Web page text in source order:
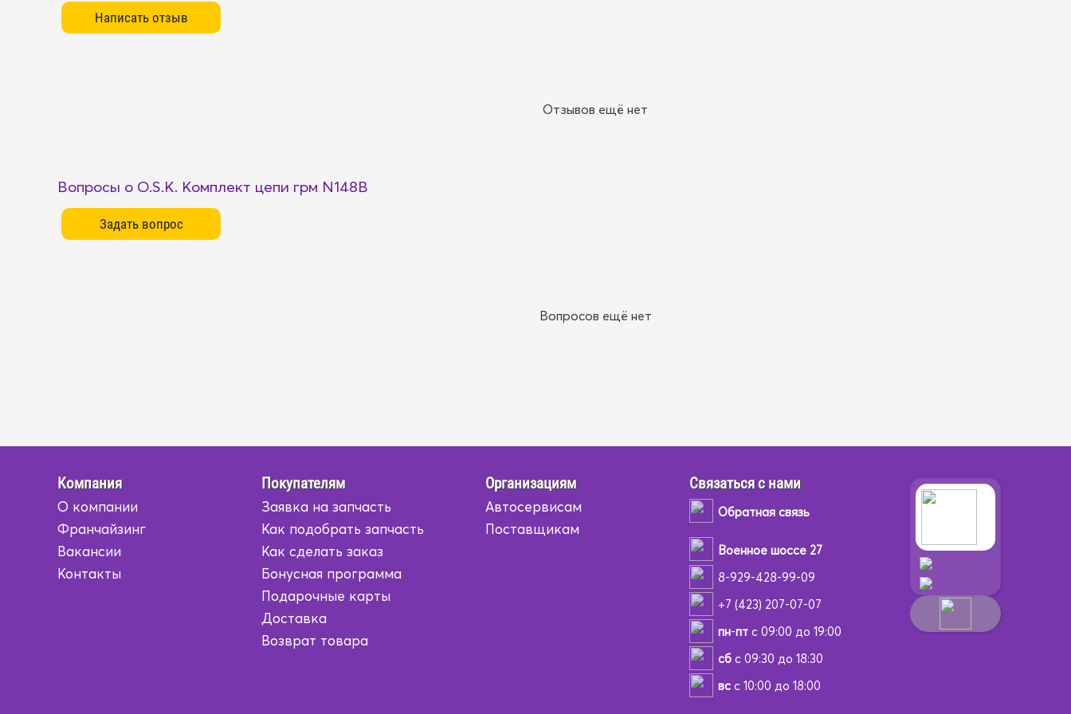
Отзывов ещё нет
Вопросы о O.S.K. Комплект цепи грм N148B
Вопросов ещё нет
Компания
О компании
Франчайзинг
Вакансии
Контакты
Покупателям
Заявка на запчасть
Как подобрать запчасть
Как сделать заказ
Бонусная программа
Подарочные карты
Доставка
Возврат товара
Организациям
Автосервисам
Поставщикам
Связаться с нами
Обратная связь
Военное шоссе 27
8-929-428-99-09
+7 (423) 207-07-07
пн-птс 09:00 до 19:00
сбс 09:30 до 18:30
всс 10:00 до 18:00